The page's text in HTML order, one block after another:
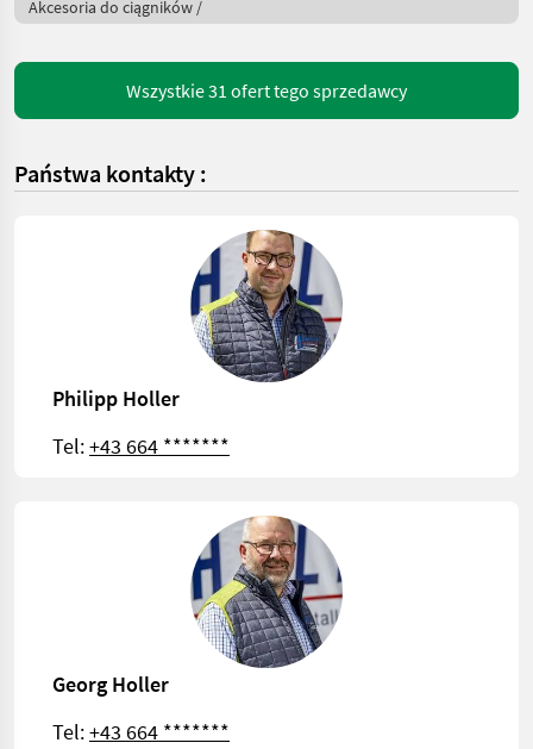
Akcesoria do ciągników /
Wszystkie 31 ofert tego sprzedawcy
Państwa kontakty :
Philipp Holler
Tel:+43 664 *******
Georg Holler
Tel:+43 664 *******